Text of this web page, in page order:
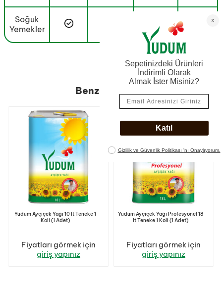
Soğuk
Yemekler
Benzer Ürünler
Yudum Ayçiçek Yağı 10 lt Teneke 1
Koli (1 Adet)
Fiyatları görmek için
giriş yapınız
Yudum Ayçiçek Yağı Profesyonel 18
lt Teneke 1 Koli (1 Adet)
Fiyatları görmek için
giriş yapınız